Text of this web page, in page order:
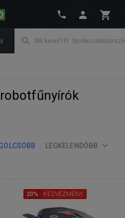
LEGKELENDŐBB
20% KEDVEZMÉNY